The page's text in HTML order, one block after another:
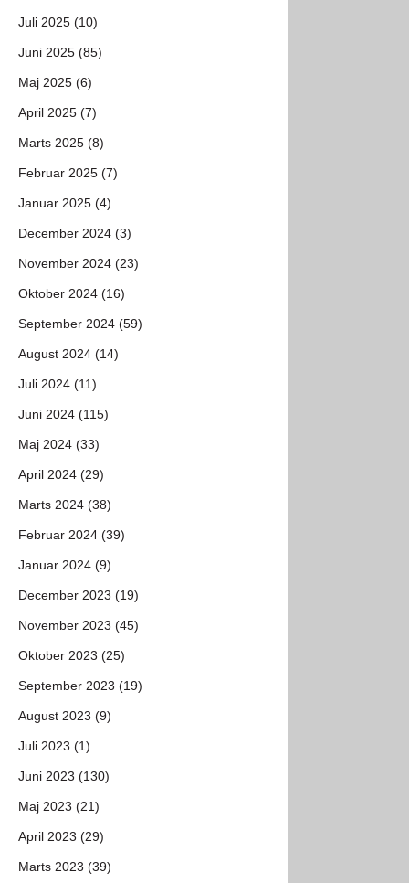
Juli 2025 (10)
Juni 2025 (85)
Maj 2025 (6)
April 2025 (7)
Marts 2025 (8)
Februar 2025 (7)
Januar 2025 (4)
December 2024 (3)
November 2024 (23)
Oktober 2024 (16)
September 2024 (59)
August 2024 (14)
Juli 2024 (11)
Juni 2024 (115)
Maj 2024 (33)
April 2024 (29)
Marts 2024 (38)
Februar 2024 (39)
Januar 2024 (9)
December 2023 (19)
November 2023 (45)
Oktober 2023 (25)
September 2023 (19)
August 2023 (9)
Juli 2023 (1)
Juni 2023 (130)
Maj 2023 (21)
April 2023 (29)
Marts 2023 (39)